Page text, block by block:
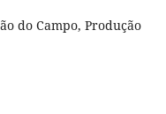
do Campo, Produção